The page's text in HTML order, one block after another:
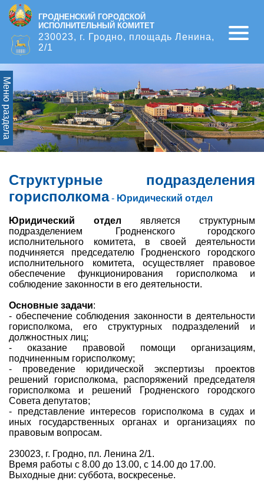
ГРОДНЕНСКИЙ ГОРОДСКОЙ
ИСПОЛНИТЕЛЬНЫЙ КОМИТЕТ
230023, г. Гродно, площадь Ленина,
2/1
Open
Меню раздела
Структурные подразделения
горисполкома- Юридический отдел
Юридический отдел является структурным
подразделением Гродненского городского
исполнительного комитета, в своей деятельности
подчиняется председателю Гродненского городского
исполнительного комитета, осуществляет правовое
обеспечение функционирования горисполкома и
соблюдение законности в его деятельности.
Основные задачи:
- обеспечение соблюдения законности в деятельности
горисполкома, его структурных подразделений и
должностных лиц;
- оказание правовой помощи организациям,
подчиненным горисполкому;
- проведение юридической экспертизы проектов
решений горисполкома, распоряжений председателя
горисполкома и решений Гродненского городского
Совета депутатов;
- представление интересов горисполкома в судах и
иных государственных органах и организациях по
правовым вопросам.
230023, г. Гродно, пл. Ленина 2/1.
Время работы с 8.00 до 13.00, с 14.00 до 17.00.
Выходные дни: суббота, воскресенье.